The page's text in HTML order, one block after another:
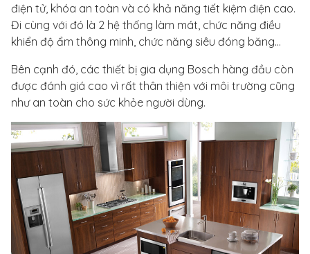
điện tử, khóa an toàn và có khả năng tiết kiệm điện cao.
Đi cùng với đó là 2 hệ thống làm mát, chức năng điều
khiển độ ẩm thông minh, chức năng siêu đóng băng...
Bên cạnh đó, các thiết bị gia dụng Bosch hàng đầu còn
được đánh giá cao vì rất thân thiện với môi trường cũng
như an toàn cho sức khỏe người dùng.